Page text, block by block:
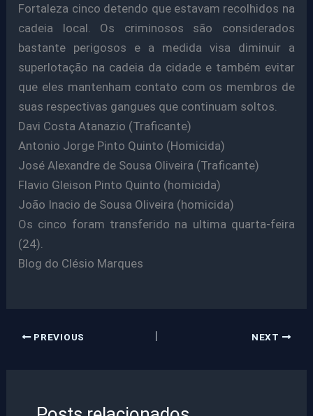
Fortaleza cinco detendo que estavam recolhidos na
cadeia local. Os criminosos são considerados
bastante perigosos e a medida visa diminuir a
superlotação na cadeia da cidade e também evitar
que eles mantenham contato com os membros de
suas respectivas gangues que continuam soltos.
Davi Costa Atanazio (Traficante)
Antonio Jorge Pinto Quinto (Homicida)
José Alexandre de Sousa Oliveira (Traficante)
Flavio Gleison Pinto Quinto (homicida)
João Inacio de Sousa Oliveira (homicida)
Os cinco foram transferido na ultima quarta-feira
(24).
Blog do Clésio Marques
PREVIOUS NEXT